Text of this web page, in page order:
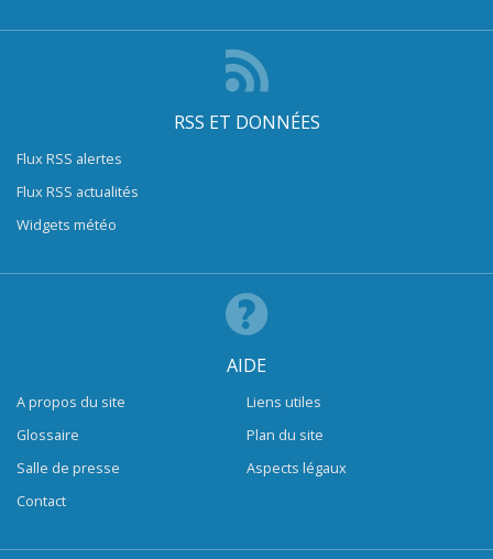
RSS ET DONNÉES
Flux RSS alertes
Flux RSS actualités
Widgets météo
AIDE
A propos du site
Glossaire
Salle de presse
Contact
Liens utiles
Plan du site
Aspects légaux